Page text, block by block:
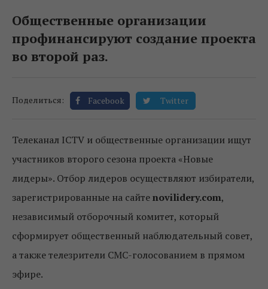
Общественные организации
профинансируют создание проекта
во второй раз.
Поделиться: Facebook Twitter
Телеканал ICTV и общественные организации ищут
участников второго сезона проекта «Новые
лидеры». Отбор лидеров осуществляют избиратели,
зарегистрированные на сайтеnovilidery.com,
независимый отборочный комитет, который
сформирует общественный наблюдательный совет,
а также телезрители СМС-голосованием в прямом
эфире.